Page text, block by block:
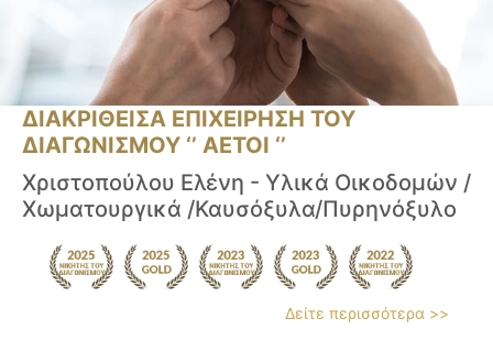
ΔΙΑΚΡΙΘΕΙΣΑ ΕΠΙΧΕΙΡΗΣΗ ΤΟΥ
ΔΙΑΓΩΝΙΣΜΟΥ ‘’ ΑΕΤΟΙ ‘’
Χριστοπούλου Ελένη - Υλικά Οικοδομών /
Χωματουργικά /Καυσόξυλα/Πυρηνόξυλο
Δείτε περισσότερα >>